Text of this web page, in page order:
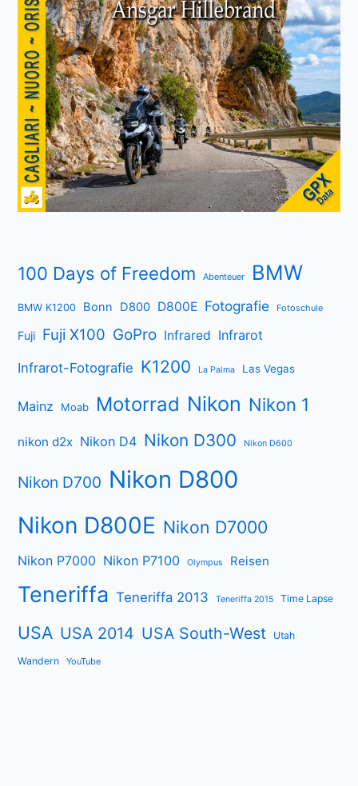
100 Days of Freedom Abenteuer BMW
BMW K1200 Bonn D800 D800E Fotografie Fotoschule
Fuji Fuji X100 GoPro Infrared Infrarot
Infrarot-Fotografie K1200 La Palma Las Vegas
Mainz Moab Motorrad Nikon Nikon 1
nikon d2x Nikon D4 Nikon D300 Nikon D600
Nikon D700 Nikon D800
Nikon D800E Nikon D7000
Nikon P7000 Nikon P7100 Olympus Reisen
Teneriffa Teneriffa 2013 Teneriffa 2015 Time Lapse
USA USA 2014 USA South-West Utah
Wandern YouTube